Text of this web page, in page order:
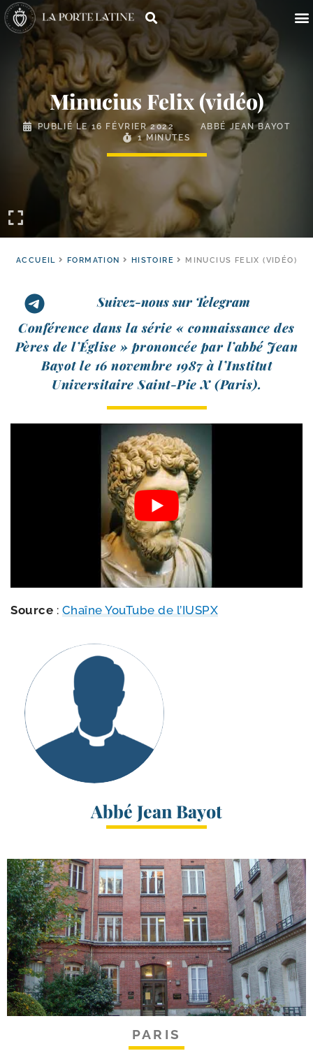
Minucius Felix (vidéo)
PUBLIÉ LE16 FÉVRIER 2022
ABBÉ JEAN BAYOT
1 MINUTES
ACCUEIL FORMATION HISTOIRE MINUCIUS FELIX (VIDÉO)
Suivez-nous sur Telegram
Conférence dans la série « connais­sance des
Pères de l’Église » pro­non­cée par l’ab­bé Jean
Bayot le 16 novembre 1987 à l’Institut
Universitaire Saint-​Pie X (Paris).
Source : Chaîne YouTube de l’IUSPX
Abbé Jean Bayot
PARIS